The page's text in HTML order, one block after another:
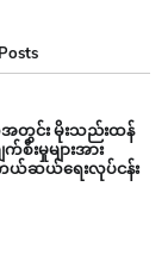
တွင်း မိုးသည်းထန်
စီးမှုများအား
ယ်ဆယ်ရေးလုပ်ငန်း